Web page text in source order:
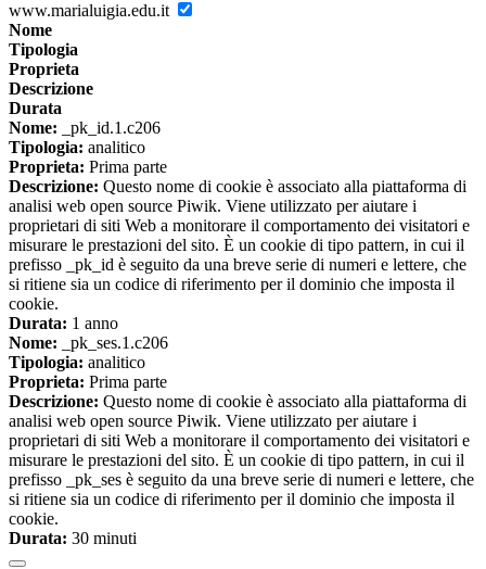
www.marialuigia.edu.it
Nome
Tipologia
Proprieta
Descrizione
Durata
Nome: _pk_id.1.c206
Tipologia: analitico
Proprieta: Prima parte
Descrizione: Questo nome di cookie è associato alla piattaforma di
analisi web open source Piwik. Viene utilizzato per aiutare i
proprietari di siti Web a monitorare il comportamento dei visitatori e
misurare le prestazioni del sito. È un cookie di tipo pattern, in cui il
prefisso _pk_id è seguito da una breve serie di numeri e lettere, che
si ritiene sia un codice di riferimento per il dominio che imposta il
cookie.
Durata: 1 anno
Nome: _pk_ses.1.c206
Tipologia: analitico
Proprieta: Prima parte
Descrizione: Questo nome di cookie è associato alla piattaforma di
analisi web open source Piwik. Viene utilizzato per aiutare i
proprietari di siti Web a monitorare il comportamento dei visitatori e
misurare le prestazioni del sito. È un cookie di tipo pattern, in cui il
prefisso _pk_ses è seguito da una breve serie di numeri e lettere, che
si ritiene sia un codice di riferimento per il dominio che imposta il
cookie.
Durata: 30 minuti